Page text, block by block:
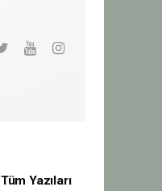
Tüm Yazıları